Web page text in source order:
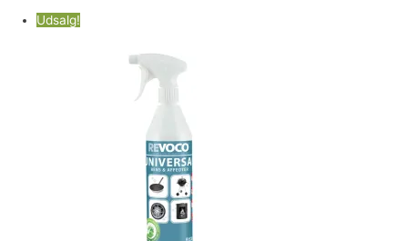
Udsalg!